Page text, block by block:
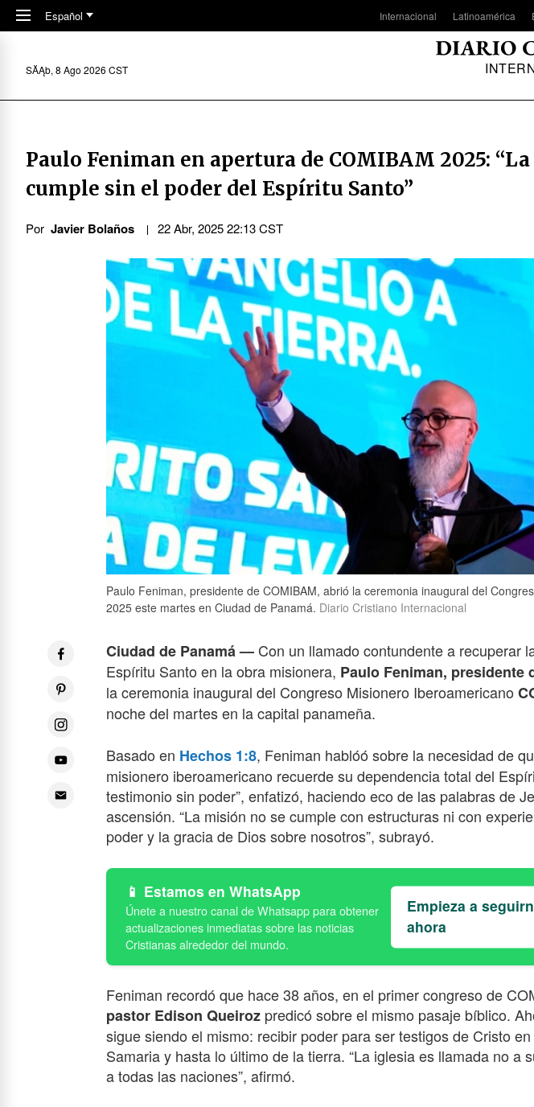
Skip to main content
Español Internacional Latinoamérica
SĂĄb, 8 Ago 2026 CST
Paulo Feniman en apertura de COMIBAM 2025:
cumple sin el poder del Espíritu Santo”
Por Javier Bolaños 22 Abr, 2025 22:13 CST
Paulo Feniman, presidente de COMIBAM, abrió la ceremonia inaugural del
2025 este martes en Ciudad de Panamá. Diario Cristiano Internacional
Ciudad de Panamá — Con un llamado contundente a recuperar
Espíritu Santo en la obra misionera, Paulo Feniman, presidente
la ceremonia inaugural del Congreso Misionero Iberoamericano
noche del martes en la capital panameña.
Basado en Hechos 1:8, Feniman hablóó sobre la necesidad de
misionero iberoamericano recuerde su dependencia total del
testimonio sin poder”, enfatizó, haciendo eco de las palabras de
ascensión. “La misión no se cumple con estructuras ni con
poder y la gracia de Dios sobre nosotros”, subrayó.
Estamos en WhatsApp
Empieza a
ahora
Feniman recordó que hace 38 años, en el primer congreso de
pastor Edison Queiroz predicó sobre el mismo pasaje bíblico.
sigue siendo el mismo: recibir poder para ser testigos de Cristo
Samaria y hasta lo último de la tierra. “La iglesia es llamada no a
a todas las naciones”, afirmó.